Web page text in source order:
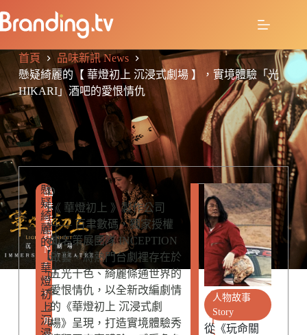
首頁
品味新訊 News
懸疑綺麗的【 華燈初上 沉浸式劇場 】，實境體驗「光
HIKARI」酒吧的愛恨情仇
品
味
新
訊
N
e
w
s
,
時
懸
疑
綺
麗
的
【
華
燈
初
上
沉
D
e
v
el
o
p
er
2
0
《 華燈初上 》製作公司
—— 百聿數碼，獨家授權
知名策展團隊 INCEPTION
啟藝，將熱門台劇裡存在於
五光十色、綺麗條通世界的
愛恨情仇，以全新改編劇情
的《華燈初上 沉浸式劇
場》呈現，打造實境體驗秀
R
E
L
A
T
E
D
P
O
S
T
人物故事
Story
從《玩命關